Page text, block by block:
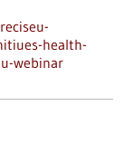
health-
webinar